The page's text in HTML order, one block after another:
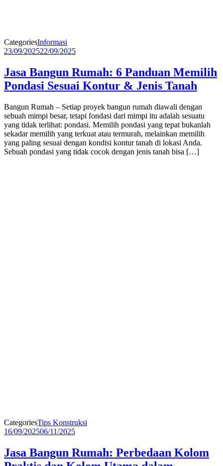
CategoriesInformasi
23/09/202522/09/2025
Jasa Bangun Rumah: 6 Panduan Memilih
Pondasi Sesuai Kontur & Jenis Tanah
Bangun Rumah – Setiap proyek bangun rumah diawali dengan
sebuah mimpi besar, tetapi fondasi dari mimpi itu adalah sesuatu
yang tidak terlihat: pondasi. Memilih pondasi yang tepat bukanlah
sekadar memilih yang terkuat atau termurah, melainkan memilih
yang paling sesuai dengan kondisi kontur tanah di lokasi Anda.
Sebuah pondasi yang tidak cocok dengan jenis tanah bisa […]
CategoriesTips Konstruksi
16/09/202506/11/2025
Jasa Bangun Rumah: Perbedaan Kolom